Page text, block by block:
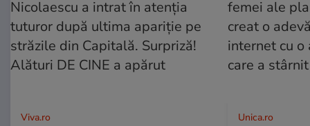
Viva.ro Unica.ro